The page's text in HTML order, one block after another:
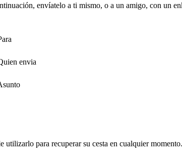
envíatelo a ti mismo, o a un amigo, con un
envia
utilizarlo para recuperar su cesta en cualquier momento.